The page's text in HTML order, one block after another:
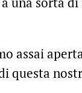
assai
questa